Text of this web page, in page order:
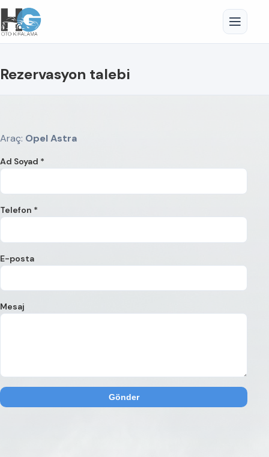
Rezervasyon talebi
Araç: Opel Astra
Ad Soyad *
Telefon *
E-posta
Mesaj
Gönder